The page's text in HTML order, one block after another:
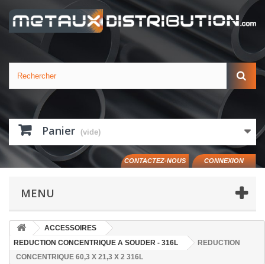
Panier (vide)
CONNEXION
CONTACTEZ-NOUS
MENU
ACCESSOIRES
REDUCTION CONCENTRIQUE A SOUDER - 316L
REDUCTION
CONCENTRIQUE 60,3 X 21,3 X 2 316L